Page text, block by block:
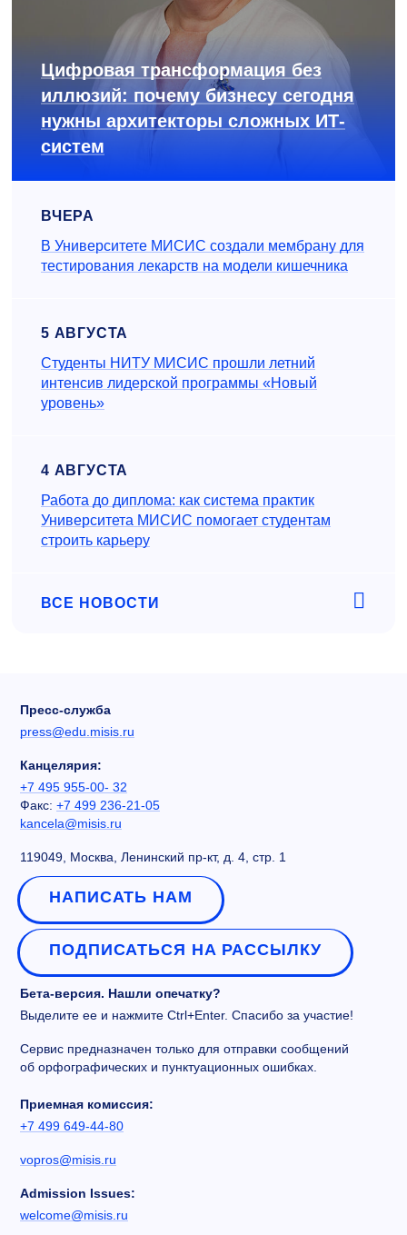
Цифровая трансформация без
иллюзий: почему бизнесу сегодня
нужны архитекторы сложных ИТ-
систем
ВЧЕРА
В Университете МИСИС создали мембрану для
тестирования лекарств на модели кишечника
5 АВГУСТА
Студенты НИТУ МИСИС прошли летний
интенсив лидерской программы «Новый
уровень»
4 АВГУСТА
Работа до диплома: как система практик
Университета МИСИС помогает студентам
строить карьеру
ВСЕ НОВОСТИ
Пресс-служба
press@edu.misis.ru
Канцелярия:
+7 495 955-00- 32
Факс: +7 499 236-21-05
kancela@misis.ru
119049, Москва, Ленинский пр-кт, д. 4, стр. 1
НАПИСАТЬ НАМ
ПОДПИСАТЬСЯ НА РАССЫЛКУ
Бета-версия. Нашли опечатку?
Выделите ее и нажмите Ctrl+Enter. Спасибо за участие!
Сервис предназначен только для отправки сообщений
об орфографических и пунктуационных ошибках.
Приемная комиссия:
+7 499 649-44-80
vopros@misis.ru
Admission Issues:
welcome@misis.ru